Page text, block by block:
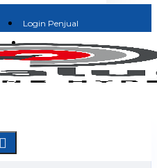
Login Penjual
Jadi Penjual